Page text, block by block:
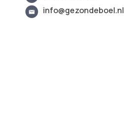
info@gezondeboel.nl